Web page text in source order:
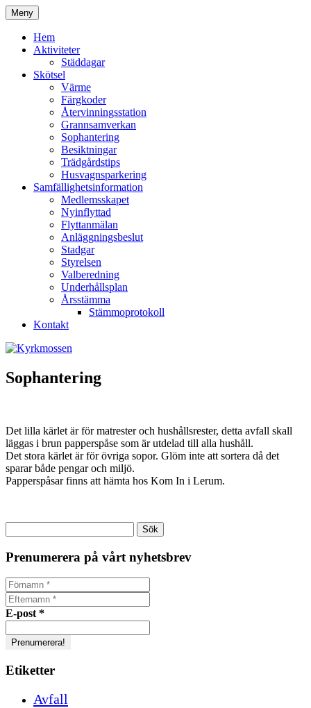
Hoppa
till
innehåll
Kyrkmossen
Meny
Hem
Aktiviteter
Städdagar
Skötsel
Värme
Färgkoder
Återvinningsstation
Grannsamverkan
Sophantering
Besiktningar
Trädgårdstips
Husvagnsparkering
Samfällighetsinformation
Medlemsskapet
Nyinflyttad
Flyttanmälan
Anläggningsbeslut
Stadgar
Styrelsen
Valberedning
Underhållsplan
Årsstämma
Stämmoprotokoll
Kontakt
Sophantering
Det lilla kärlet är för matrester och hushållsrester, detta avfall skall
läggas i brun papperspåse som är utdelad till alla hushåll.
Det stora kärlet är för övriga sopor. Glöm inte att sortera då det
sparar både pengar och miljö.
Papperspåsar finns att hämta hos Kom In i Lerum.
efter:
Prenumerera på vårt nyhetsbrev
E-post *
Etiketter
Avfall